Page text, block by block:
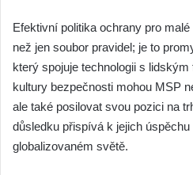
Efektivní politika ochrany pro
než jen soubor pravidel; je to
který spojuje technologii s
kultury bezpečnosti mohou MSP
ale také posilovat svou pozici na
důsledku přispívá k jejich
globalizovaném světě.